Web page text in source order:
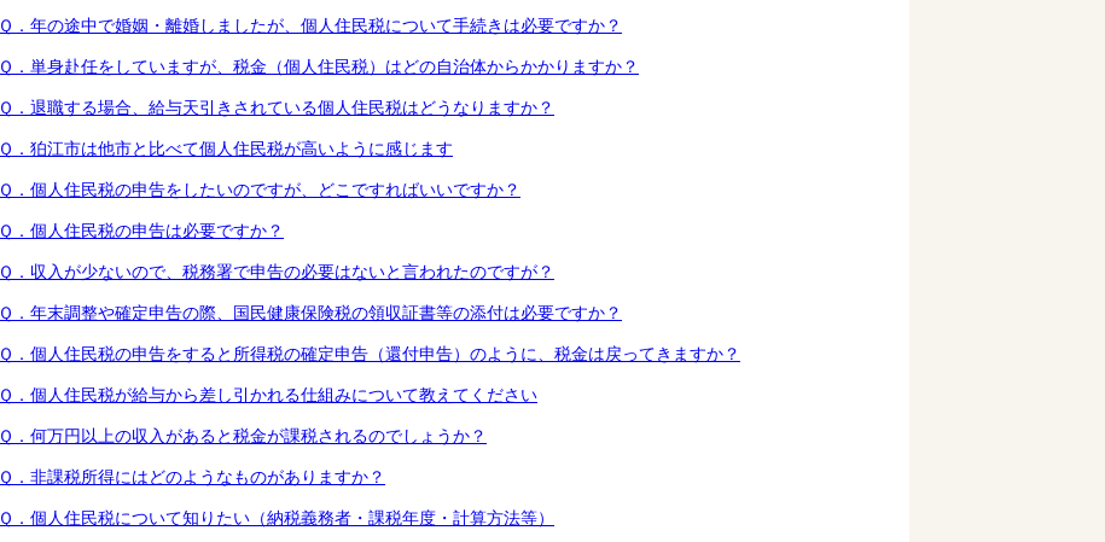
Ｑ．年の途中で婚姻・離婚しましたが、個人住民税について手続きは必要ですか？
Ｑ．単身赴任をしていますが、税金（個人住民税）はどの自治体からかかりますか？
Ｑ．退職する場合、給与天引きされている個人住民税はどうなりますか？
Ｑ．狛江市は他市と比べて個人住民税が高いように感じます
Ｑ．個人住民税の申告をしたいのですが、どこですればいいですか？
Ｑ．個人住民税の申告は必要ですか？
Ｑ．収入が少ないので、税務署で申告の必要はないと言われたのですが？
Ｑ．年末調整や確定申告の際、国民健康保険税の領収証書等の添付は必要ですか？
Ｑ．個人住民税の申告をすると所得税の確定申告（還付申告）のように、税金は戻ってきますか？
Ｑ．個人住民税が給与から差し引かれる仕組みについて教えてください
Ｑ．何万円以上の収入があると税金が課税されるのでしょうか？
Ｑ．非課税所得にはどのようなものがありますか？
Ｑ．個人住民税について知りたい（納税義務者・課税年度・計算方法等）